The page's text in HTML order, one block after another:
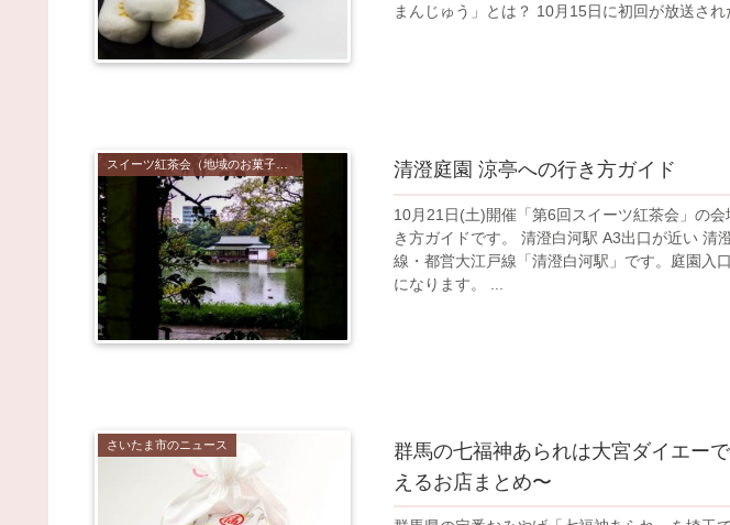
まんじゅう」とは？ 10月15日に初回が放送され
清澄庭園 涼亭への行き方ガイド
10月21日(土)開催「第6回スイーツ紅茶会」の
き方ガイドです。 清澄白河駅 A3出口が近い 清
線・都営大江戸線「清澄白河駅」です。庭園入
になります。 ...
さいたま市のニュース
群馬の七福神あられは大宮ダイエー
えるお店まとめ〜